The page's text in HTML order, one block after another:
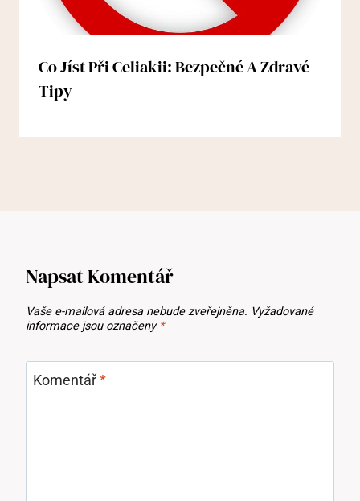
Co Jíst Při Celiakii: Bezpečné A Zdravé
Tipy
Napsat Komentář
Vaše e-mailová adresa nebude zveřejněna. Vyžadované
informace jsou označeny *
Komentář*